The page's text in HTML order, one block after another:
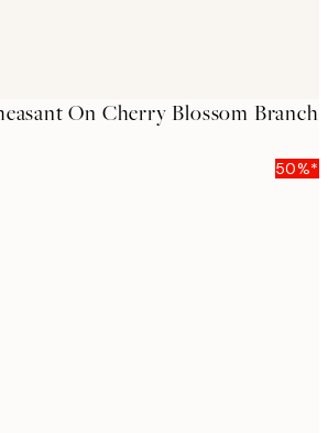
On Cherry Blossom Branch
50%*